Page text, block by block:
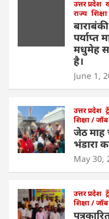
उत्तर प्रदेश
राज्य
पर्याप्त
मधुमेह
है।
June 1,
उत्तर प्रदेश
शिक्षा /
जेठ माह
भंडारा
May 30,
उत्तर प्रदेश
शिक्षा /